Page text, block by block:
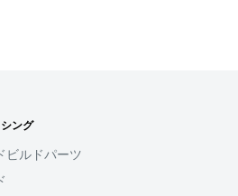
ます。
にご利用頂けるサービスとなり
登録すると、次回購入時にメール
たします
します
ング
ビルドパーツ